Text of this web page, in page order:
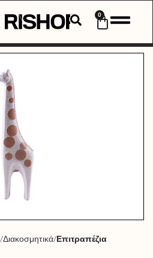
0
Διακοσμητικά Επιτραπέζια